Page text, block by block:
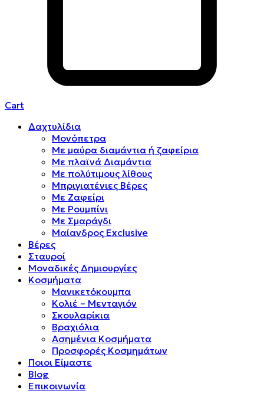
Cart
Δαχτυλίδια
Μονόπετρα
Mε μαύρα διαμάντια ή ζαφείρια
Mε πλαϊνά Διαμάντια
Mε πολύτιμους λίθους
Μπριγιατένιες Βέρες
Με Ζαφείρι
Με Ρουμπίνι
Με Σμαράγδι
Μαίανδρος Exclusive
Βέρες
Σταυροί
Μοναδικές Δημιουργίες
Κοσμήματα
Μανικετόκουμπα
Κολιέ – Μενταγιόν
Σκουλαρίκια
Βραχιόλια
Ασημένια Κοσμήματα
Προσφορές Κοσμημάτων
Ποιοι Είμαστε
Blog
Επικοινωνία